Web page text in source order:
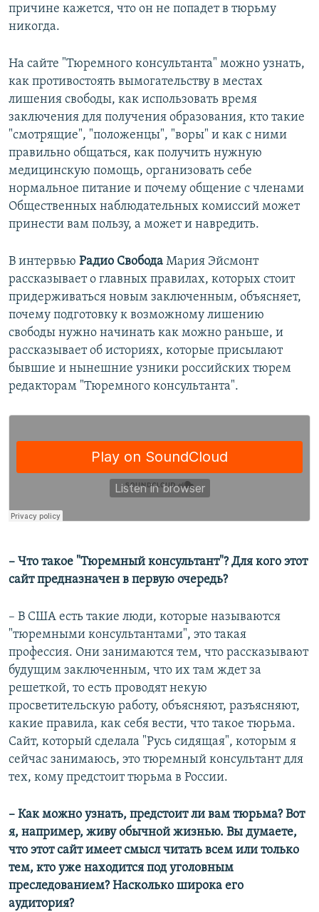
причине кажется, что он не попадет в тюрьму
никогда.
На сайте "Тюремного консультанта" можно узнать,
как противостоять вымогательству в местах
лишения свободы, как использовать время
заключения для получения образования, кто такие
"смотрящие", "положенцы", "воры" и как с ними
правильно общаться, как получить нужную
медицинскую помощь, организовать себе
нормальное питание и почему общение с членами
Общественных наблюдательных комиссий может
принести вам пользу, а может и навредить.
В интервью Радио Свобода Мария Эйсмонт
рассказывает о главных правилах, которых стоит
придерживаться новым заключенным, объясняет,
почему подготовку к возможному лишению
свободы нужно начинать как можно раньше, и
рассказывает об историях, которые присылают
бывшие и нынешние узники российских тюрем
редакторам "Тюремного консультанта".
– Что такое "Тюремный консультант"? Для кого этот
сайт предназначен в первую очередь?
– В США есть такие люди, которые называются
"тюремными консультантами", это такая
профессия. Они занимаются тем, что рассказывают
будущим заключенным, что их там ждет за
решеткой, то есть проводят некую
просветительскую работу, объясняют, разъясняют,
какие правила, как себя вести, что такое тюрьма.
Сайт, который сделала "Русь сидящая", которым я
сейчас занимаюсь, это тюремный консультант для
тех, кому предстоит тюрьма в России.
– Как можно узнать, предстоит ли вам тюрьма? Вот
я, например, живу обычной жизнью. Вы думаете,
что этот сайт имеет смысл читать всем или только
тем, кто уже находится под уголовным
преследованием? Насколько широка его
аудитория?